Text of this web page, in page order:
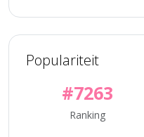
Populariteit
#7263
Ranking